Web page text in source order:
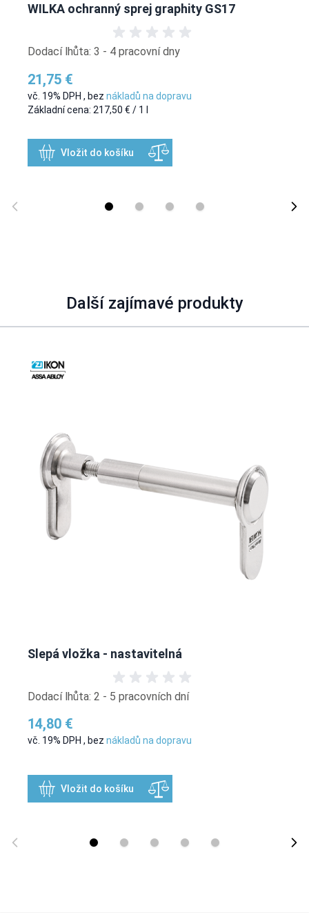
WILKA ochranný sprej graphity GS17
Dodací lhůta: 3 - 4 pracovní dny
21,75 €
vč. 19% DPH , bez nákladů na dopravu
Základní cena: 217,50 € / 1 l
Vložit do košíku
Další zajímavé produkty
Slepá vložka - nastavitelná
Dodací lhůta: 2 - 5 pracovních dní
14,80 €
vč. 19% DPH , bez nákladů na dopravu
Vložit do košíku